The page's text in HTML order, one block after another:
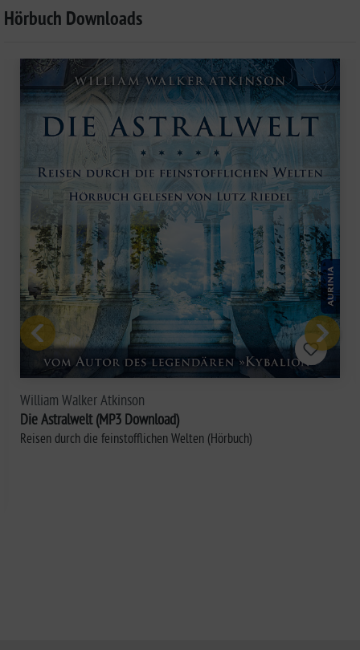
Hörbuch Downloads
William Walker Atkinson
Die Astralwelt (MP3 Download)
Reisen durch die feinstofflichen Welten (Hörbuch)